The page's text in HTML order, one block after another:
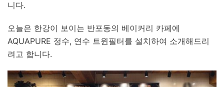
니다.
오늘은 한강이 보이는 반포동의 베이커리 카페에
AQUAPURE 정수, 연수 트윈필터를 설치하여 소개해드리
려고 합니다.